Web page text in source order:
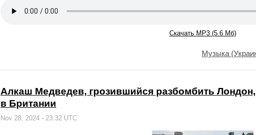
Скачать MP3 (5.6 Мб)
Музыка
Алкаш Медведев, грозившийся разбомбить
в Британии
Nov 28, 2024 - 23:32 UTC